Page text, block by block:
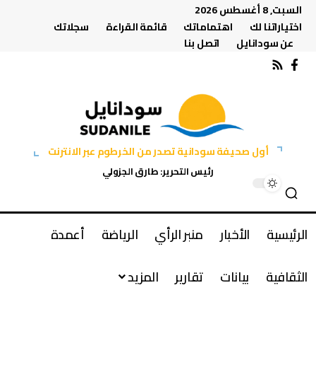
السبت, 8 أغسطس 2026
اختياراتنا لك
اهتماماتك قائمة القراءة
سجلاتك
عن سودانايل
اتصل بنا
أول صحيفة سودانية تصدر من الخرطوم عبر الانترنت
رئيس التحرير: طارق الجزولي
الرئيسية الأخبار منبر الرأي الرياضة
أعمدة
الثقافية
بيانات تقارير المزيد